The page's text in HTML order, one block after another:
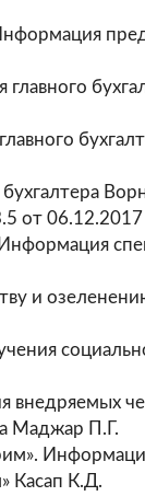
от 06.12.2017
и
внедряемых
Маджар П.Г.
Касап К.Д.